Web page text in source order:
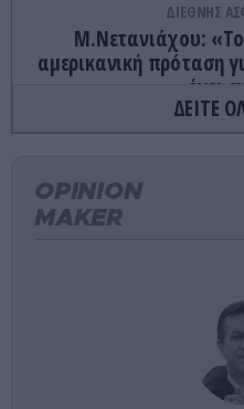
ΔΙΕΘΝΗΣ
Μ.Νετανιάχου: «Το
αμερικανική πρόταση
έχει
πατέρα μου και μου
θάλασσα: Η νέα
ΑΣΤΡΑ &
Τα 3 ζώδια που
ΔΕΙΤΕ
OPINION
MAKER